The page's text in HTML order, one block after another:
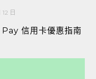
日
信用卡優惠指南